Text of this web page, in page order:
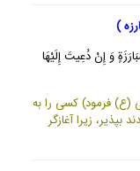
وَ إِنْ دُعِيتَ إِلَيْهَا
(ع) فرمود) كسى را به
بپذير، زيرا آغازگر